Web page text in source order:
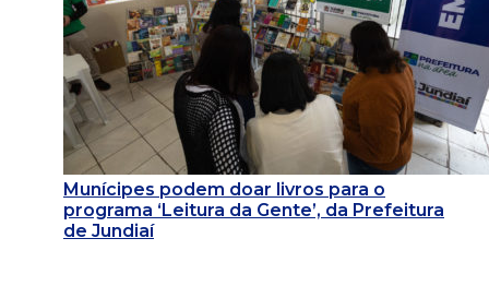
Munícipes podem doar livros para o
programa ‘Leitura da Gente’, da Prefeitura
de Jundiaí